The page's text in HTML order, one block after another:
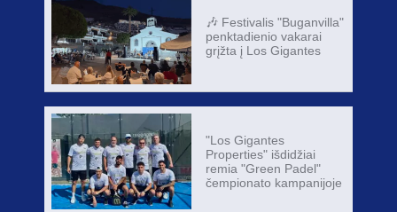
🎶 Festivalis "Buganvilla"
penktadienio vakarai
grįžta į Los Gigantes
"Los Gigantes
Properties" išdidžiai
remia "Green Padel"
čempionato kampanijoje